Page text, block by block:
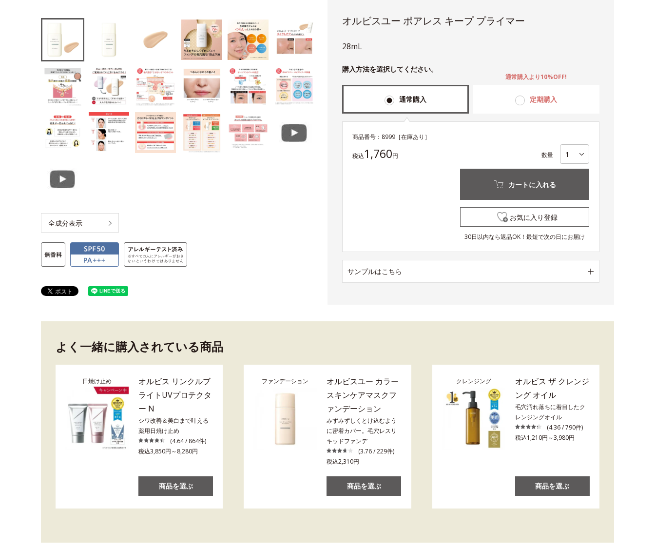
全成分表示
オルビスユー ポアレス キープ プライマー
28mL
購入方法を選択してください。
通常購入 定期購入
通常購入より10%OFF!
商品番号： 8999 ［在庫あり］
税込1,760円 数量
カートに入れる
お気に入り登録
30日以内なら返品OK！最短で次の日にお届け
サンプルはこちら
よく一緒に購入されている商品
日焼け止め
オルビス リンクルブ
ライトUVプロテクタ
ー N
シワ改善＆美白まで叶える
薬用日焼け止め
(4.64 / 864件)
税込3,850円～8,280円
商品を選ぶ
ファンデーション
オルビスユー カラー
スキンケアマスクフ
ァンデーション
みずみずしくとけ込むよう
に密着カバー。毛穴レスリ
キッドファンデ
(3.76 / 229件)
税込2,310円
商品を選ぶ
クレンジング
オルビス ザ クレンジ
ング オイル
毛穴汚れ落ちに着目したク
レンジングオイル
(4.36 / 790件)
税込1,210円～3,980円
商品を選ぶ